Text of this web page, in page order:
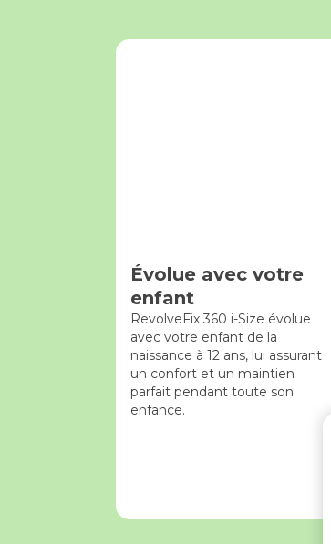
Évolue avec votre
enfant
RevolveFix 360 i-Size évolue
avec votre enfant de la
naissance à 12 ans, lui assurant
un confort et un maintien
parfait pendant toute son
enfance.